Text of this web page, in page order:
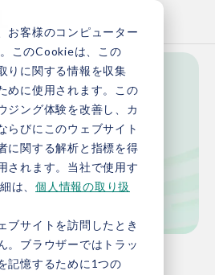
お客様のコンピューター
このCookieは、この
りに関する情報を収集
めに使用されます。この
ジング体験を改善し、カ
らびにこのウェブサイト
に関する解析と指標を得
されます。当社で使用す
は、 個人情報の取り扱
ブサイトを訪問したとき
。ブラウザーではトラッ
記憶するために1つの
ブログ